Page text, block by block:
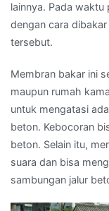
lainnya. Pada
dengan cara
tersebut.
Membran bakar ini
maupun rumah
untuk mengatasi
beton. Kebocoran
beton. Selain itu,
suara dan bisa
sambungan jalur